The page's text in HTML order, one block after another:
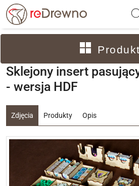
Sklejony insert
- wersja HDF
Zdjęcia Produkty Opis